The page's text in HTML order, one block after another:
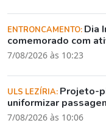
ENTRONCAMENTO: Dia
comemorado com
7/08/2026 às 10:23
ULS LEZÍRIA: Projeto-
uniformizar
7/08/2026 às 10:06